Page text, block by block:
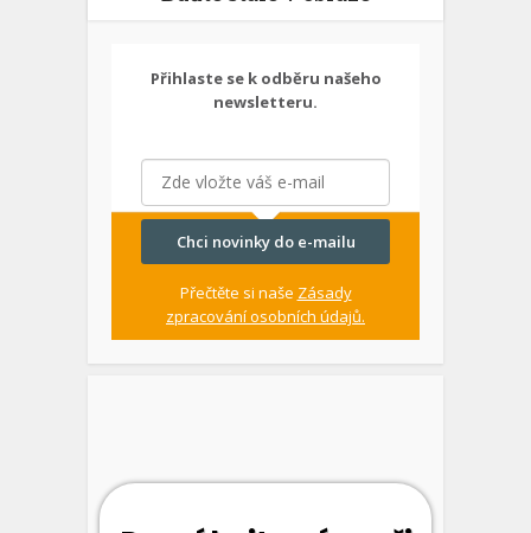
Přihlaste se k odběru našeho
newsletteru.
Chci novinky do e-mailu
Přečtěte si naše Zásady
zpracování osobních údajů.